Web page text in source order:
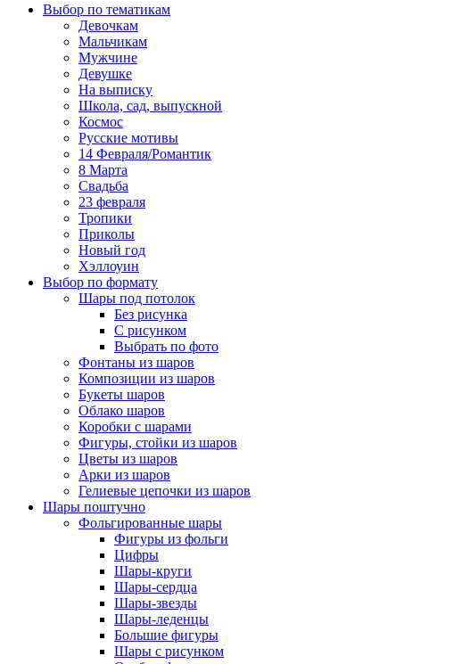
Выбор по тематикам
Девочкам
Мальчикам
Мужчине
Девушке
На выписку
Школа, сад, выпускной
Космос
Русские мотивы
14 Февраля/Романтик
8 Марта
Свадьба
23 февраля
Тропики
Приколы
Новый год
Хэллоуин
Выбор по формату
Шары под потолок
Без рисунка
С рисунком
Выбрать по фото
Фонтаны из шаров
Композиции из шаров
Букеты шаров
Облако шаров
Коробки с шарами
Фигуры, стойки из шаров
Цветы из шаров
Арки из шаров
Гелиевые цепочки из шаров
Шары поштучно
Фольгированные шары
Фигуры из фольги
Цифры
Шары-круги
Шары-сердца
Шары-звезды
Шары-леденцы
Большие фигуры
Шары с рисунком